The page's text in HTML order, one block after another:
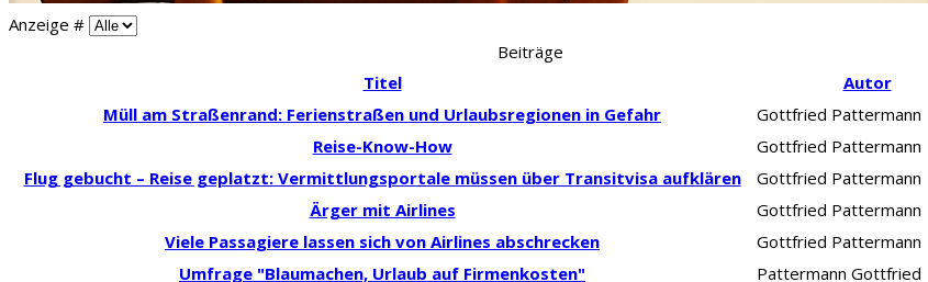
Anzeige #
Beiträge
Titel
Autor
Müll am Straßenrand: Ferienstraßen und Urlaubsregionen in Gefahr
Gottfried Pattermann
Reise-Know-How
Gottfried Pattermann
Flug gebucht – Reise geplatzt: Vermittlungsportale müssen über Transitvisa aufklären
Gottfried Pattermann
Ärger mit Airlines
Gottfried Pattermann
Viele Passagiere lassen sich von Airlines abschrecken
Gottfried Pattermann
Umfrage "Blaumachen, Urlaub auf Firmenkosten"
Pattermann Gottfried